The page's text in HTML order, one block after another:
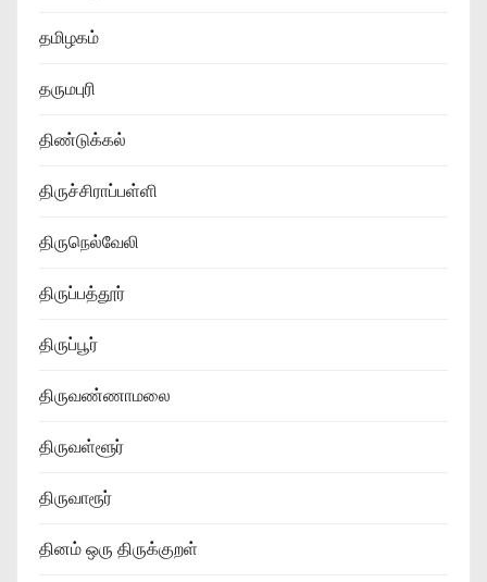
தமிழகம்
தருமபுரி
திண்டுக்கல்
திருச்சிராப்பள்ளி
திருநெல்வேலி
திருப்பத்தூர்
திருப்பூர்
திருவண்ணாமலை
திருவள்ளூர்
திருவாரூர்
தினம் ஒரு திருக்குறள்